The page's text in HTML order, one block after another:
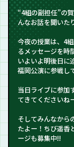
“4組の副担任”の
んなお話を聞いた
今夜の授業は、4
るメッセージを時
いよいよ明後日に
福岡公演に参戦し
当日ライブに参加
てきてくださいね
そしてみんなから
たよー！ちび遥香
ージも募集中!!